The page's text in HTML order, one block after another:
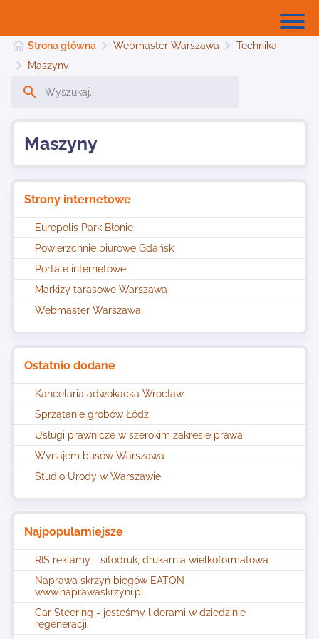
Dodaj stronę
Najnowsze
Kontakt
Strona główna Webmaster Warszawa
Technika
Maszyny
Strony internetowe
Europolis Park Błonie
Powierzchnie biurowe Gdańsk
Portale internetowe
Markizy tarasowe Warszawa
Webmaster Warszawa
Ostatnio dodane
Kancelaria adwokacka Wrocław
Sprzątanie grobów Łódź
Usługi prawnicze w szerokim zakresie prawa
Wynajem busów Warszawa
Studio Urody w Warszawie
Najpopularniejsze
RIS reklamy - sitodruk, drukarnia wielkoformatowa
Naprawa skrzyń biegów EATON
www.naprawaskrzyni.pl
Car Steering - jesteśmy liderami w dziedzinie
regeneracji.
Maszyny